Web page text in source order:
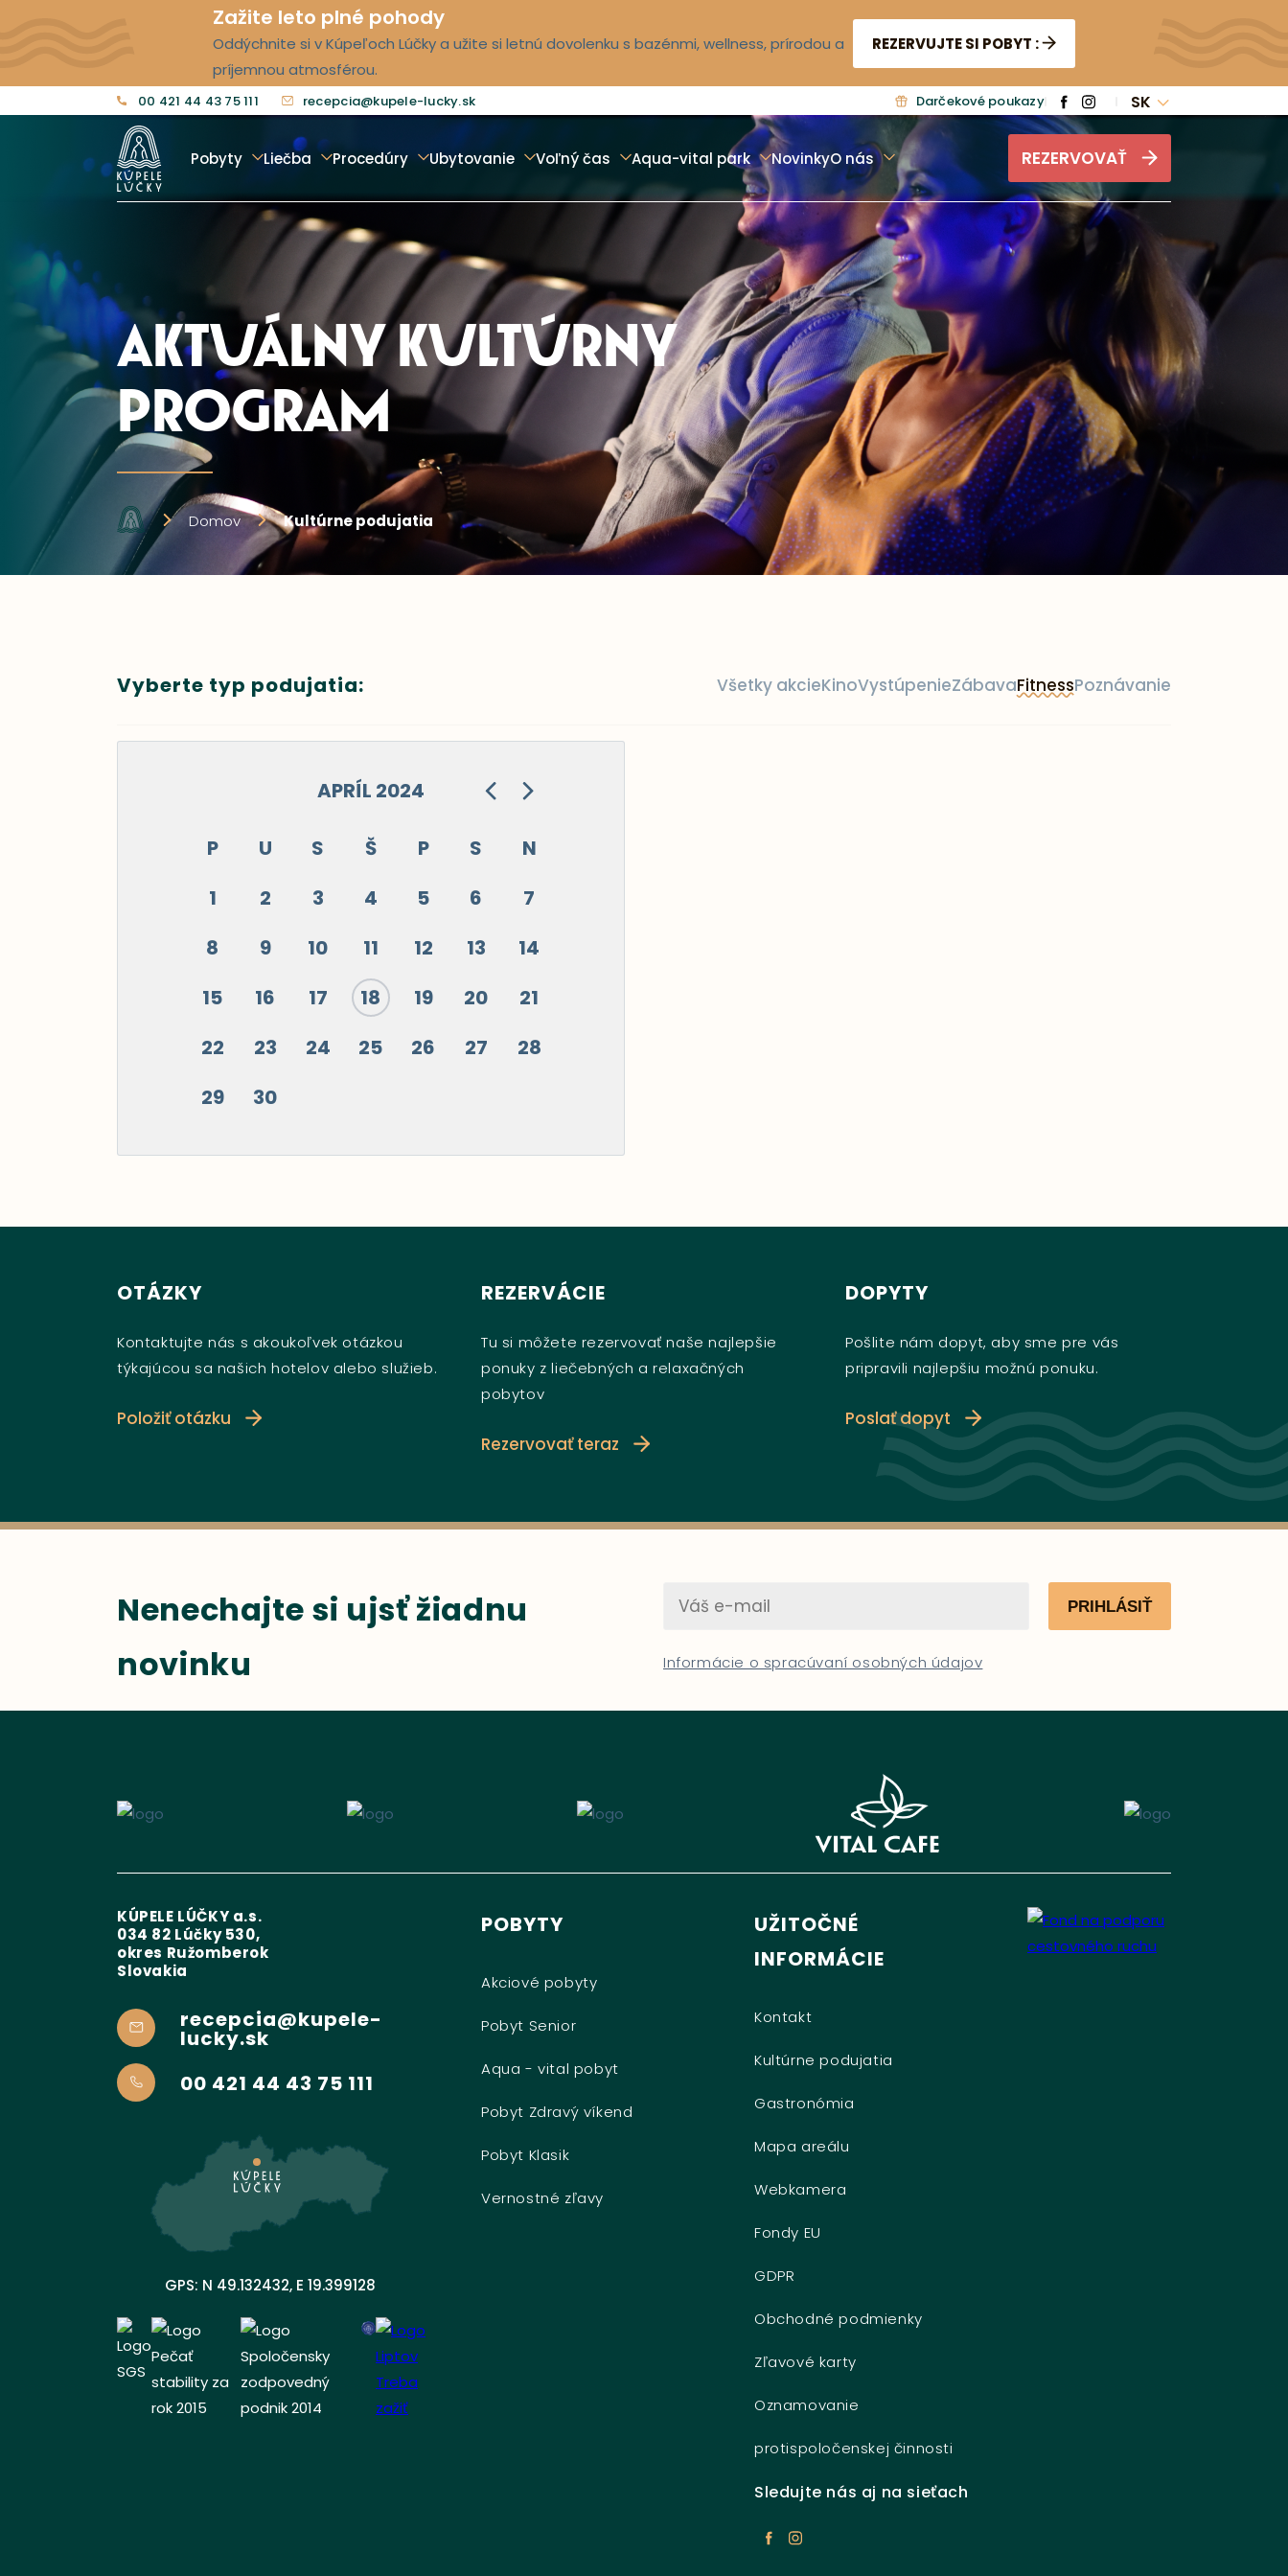
Zažite leto plné pohody
Oddýchnite si v Kúpeľoch Lúčky a užite si letnú dovolenku s bazénmi, wellness, prírodou a
príjemnou atmosférou.
REZERVUJTE SI POBYT :
00 421 44 43 75 111 recepcia@kupele-lucky.sk Darčekové poukazy SK
Pobyty Liečba Procedúry Ubytovanie Voľný čas Aqua-vital park NovinkyO nás REZERVOVAŤ
AKTUÁLNY KULTÚRNY
PROGRAM
Domov Kultúrne podujatia
Vyberte typ podujatia: Všetky akcieKinoVystúpenieZábavaFitnessPoznávanie
APRÍL 2024
P U S Š P S
N
1
2 3 4 5 6
7
8
9 10 11 12 13
14
15
16 17 18 19 20
21
22
23 24 25 26 27
28
29
30
OTÁZKY
Kontaktujte nás s akoukoľvek otázkou
týkajúcou sa našich hotelov alebo služieb.
Položiť otázku
REZERVÁCIE
Tu si môžete rezervovať naše najlepšie
ponuky z liečebných a relaxačných
pobytov
Rezervovať teraz
DOPYTY
Pošlite nám dopyt, aby sme pre vás
pripravili najlepšiu možnú ponuku.
Poslať dopyt
Nenechajte si ujsť žiadnu
novinku
PRIHLÁSIŤ
Informácie o spracúvaní osobných údajov
KÚPELE LÚČKY a.s.
034 82 Lúčky 530,
okres Ružomberok
Slovakia
recepcia@kupele-
lucky.sk
00 421 44 43 75 111
GPS: N 49.132432, E 19.399128
POBYTY
Akciové pobyty
Pobyt Senior
Aqua - vital pobyt
Pobyt Zdravý víkend
Pobyt Klasik
Vernostné zľavy
UŽITOČNÉ
INFORMÁCIE
Kontakt
Kultúrne podujatia
Gastronómia
Mapa areálu
Webkamera
Fondy EU
GDPR
Obchodné podmienky
Zľavové karty
Oznamovanie
protispoločenskej činnosti
Sledujte nás aj na sieťach